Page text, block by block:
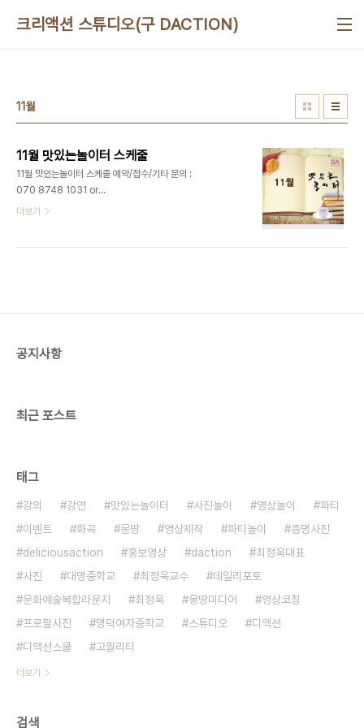
크리액션 스튜디오(구 DACTION)
11월
11월 맛있는놀이터 스케줄
11월 맛있는놀이터 스케줄 예약/접수/기타 문의 :
070 8748 1031 or
ceo@deliciousaction.com 예약/접수/기타 문
더보기
공지사항
최근 포스트
태그
강의 강연 맛있는놀이터 사진놀이 영상놀이
파티
이벤트
화곡 몽땅 영상제작 파티놀이
증명사진
deliciousaction
홍보영상 daction
최정욱대표
사진
대명중학교 최정욱교수
데일리포토
문화예술복합라운지
최정욱 몽땅미디어
영상코칭
프로필사진
명덕여자중학교 스튜디오
디액션
디액션스쿨
고퀄리티
더보기
검색